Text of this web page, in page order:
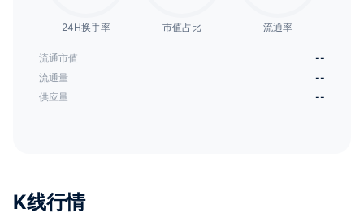
24H换手率 市值占比 流通率
流通市值
--
流通量
--
供应量
--
K线行情